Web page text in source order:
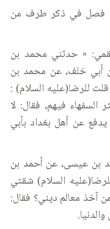
فصل في ذكر طرف من
آدم القمي: « حدثني محمد بن
أبي خلف، عن محمد بن
للرضا(عليه السلام) :
فيهم، فقال: لا
عن أهل بغداد بأبي
بن عيسى، عن أحمد بن
السلام) شقتي
معالم ديني؟ فقال: